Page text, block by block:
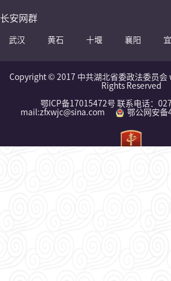
长安网群
武汉 黄石 十堰 襄阳
Copyright © 2017 中共湖北省委政法委员会
Rights Reserved
鄂ICP备17015472号 联系电话：
mail:zfxwjc@sina.com
鄂公网安备